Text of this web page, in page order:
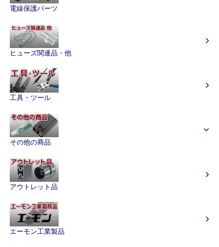
電線保護パーツ
ヒューズ関連品・他
工具・ツール
その他の商品
アウトレット品
エーモン工業製品